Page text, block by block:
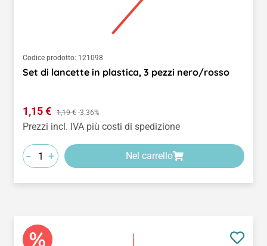
Codice prodotto: 121098
Set di lancette in plastica, 3 pezzi nero/rosso
Prezzo di vendita:
1,15 € Prezzo normale:
1,19 € -3.36%
Prezzi incl. IVA più costi di spedizione
- + Nel carrello